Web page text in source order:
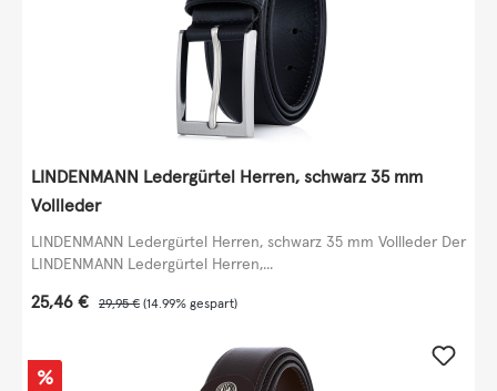
LINDENMANN Ledergürtel Herren, schwarz 35 mm
Vollleder
LINDENMANN Ledergürtel Herren, schwarz 35 mm Vollleder Der
LINDENMANN Ledergürtel Herren,...
Verkaufspreis:
25,46 € Regulärer Preis:
29,95 € (14.99% gespart)
Rabatt
%